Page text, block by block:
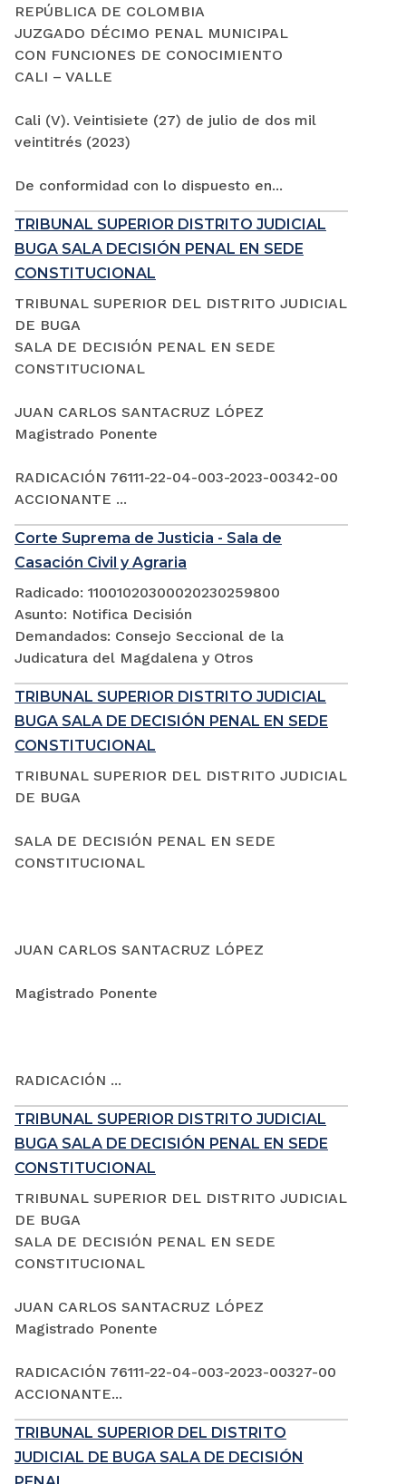
REPÚBLICA DE COLOMBIA
JUZGADO DÉCIMO PENAL MUNICIPAL
CON FUNCIONES DE CONOCIMIENTO
CALI – VALLE
Cali (V). Veintisiete (27) de julio de dos mil
veintitrés (2023)
De conformidad con lo dispuesto en...
TRIBUNAL SUPERIOR DISTRITO JUDICIAL
BUGA SALA DECISIÓN PENAL EN SEDE
CONSTITUCIONAL
TRIBUNAL SUPERIOR DEL DISTRITO JUDICIAL
DE BUGA
SALA DE DECISIÓN PENAL EN SEDE
CONSTITUCIONAL
JUAN CARLOS SANTACRUZ LÓPEZ
Magistrado Ponente
RADICACIÓN 76111-22-04-003-2023-00342-00
ACCIONANTE ...
Corte Suprema de Justicia - Sala de
Casación Civil y Agraria
Radicado: 11001020300020230259800
Asunto: Notifica Decisión
Demandados: Consejo Seccional de la
Judicatura del Magdalena y Otros
TRIBUNAL SUPERIOR DISTRITO JUDICIAL
BUGA SALA DE DECISIÓN PENAL EN SEDE
CONSTITUCIONAL
TRIBUNAL SUPERIOR DEL DISTRITO JUDICIAL
DE BUGA
SALA DE DECISIÓN PENAL EN SEDE
CONSTITUCIONAL
JUAN CARLOS SANTACRUZ LÓPEZ
Magistrado Ponente
RADICACIÓN ...
TRIBUNAL SUPERIOR DISTRITO JUDICIAL
BUGA SALA DE DECISIÓN PENAL EN SEDE
CONSTITUCIONAL
TRIBUNAL SUPERIOR DEL DISTRITO JUDICIAL
DE BUGA
SALA DE DECISIÓN PENAL EN SEDE
CONSTITUCIONAL
JUAN CARLOS SANTACRUZ LÓPEZ
Magistrado Ponente
RADICACIÓN 76111-22-04-003-2023-00327-00
ACCIONANTE...
TRIBUNAL SUPERIOR DEL DISTRITO
JUDICIAL DE BUGA SALA DE DECISIÓN